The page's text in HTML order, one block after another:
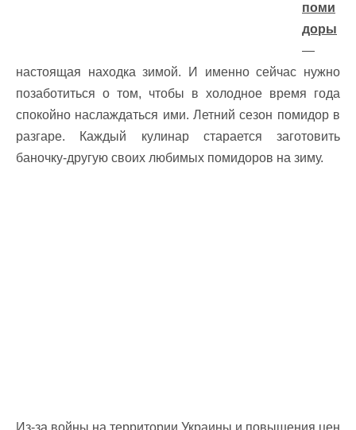
поми
доры
—
настоящая находка зимой. И именно сейчас нужно
позаботиться о том, чтобы в холодное время года
спокойно наслаждаться ими. Летний сезон помидор в
разгаре. Каждый кулинар старается заготовить
баночку-другую своих любимых помидоров на зиму.
Из-за войны на территории Украины и повышения цен